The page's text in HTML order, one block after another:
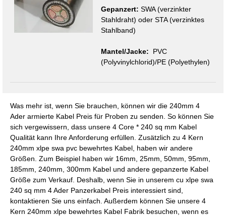
Gepanzert: SWA (verzinkter
Stahldraht) oder STA (verzinktes
Stahlband)
Mantel/Jacke: PVC
(Polyvinylchlorid)/PE (Polyethylen)
Was mehr ist, wenn Sie brauchen, können wir die 240mm 4
Ader armierte Kabel Preis für Proben zu senden. So können Sie
sich vergewissern, dass unsere 4 Core * 240 sq mm Kabel
Qualität kann Ihre Anforderung erfüllen. Zusätzlich zu 4 Kern
240mm xlpe swa pvc bewehrtes Kabel, haben wir andere
Größen. Zum Beispiel haben wir 16mm, 25mm, 50mm, 95mm,
185mm, 240mm, 300mm Kabel und andere gepanzerte Kabel
Größe zum Verkauf. Deshalb, wenn Sie in unserem cu xlpe swa
240 sq mm 4 Ader Panzerkabel Preis interessiert sind,
kontaktieren Sie uns einfach. Außerdem können Sie unsere 4
Kern 240mm xlpe bewehrtes Kabel Fabrik besuchen, wenn es